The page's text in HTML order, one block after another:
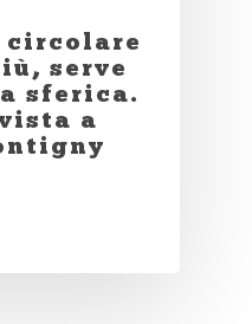
circolare
serve
sferica.
a